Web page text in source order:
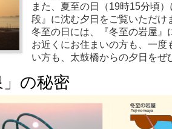
また、夏至の日（19時15分頃
段』に沈む夕日をご覧いただけ
冬至の日には、『冬至の岩屋』
お近くにお住まいの方も、一
い方も、太鼓橋からの夕日をぜ
」の秘密